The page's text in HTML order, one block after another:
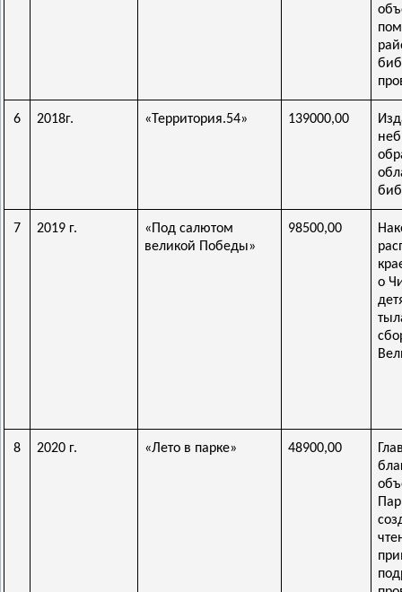
6 2018г. «Территория.54» 139000,00
7 2019 г.
«Под салютом
великой Победы»
98500,00
о
8 2020 г. «Лето в парке» 48900,00